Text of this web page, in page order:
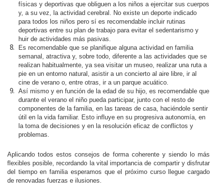
físicas y deportivas que obliguen a los niños a ejercitar sus cuerpos
y, a su vez, la actividad cerebral. No existe un deporte indicado
para todos los niños pero sí es recomendable incluir rutinas
deportivas entre su plan de trabajo para evitar el sedentarismo y
huir de actividades más pasivas.
Es recomendable que se planifique alguna actividad en familia
semanal, atractiva y, sobre todo, diferente a las actividades que se
realizan habitualmente, ya sea visitar un museo, realizar una ruta a
pie en un entorno natural, asistir a un concierto al aire libre, ir al
cine de verano o, entre otras, ir a un parque acuático.
Así mismo y en función de la edad de su hijo, es recomendable que
durante el verano el niño pueda participar, junto con el resto de
componentes de la familia, en las tareas de casa, haciéndole sentir
útil en la vida familiar. Esto influye en su progresiva autonomía, en
la toma de decisiones y en la resolución eficaz de conflictos y
problemas.
Aplicando todos estos consejos de forma coherente y siendo lo más
flexibles posible, recordando la vital importancia de compartir y disfrutar
del tiempo en familia esperamos que el próximo curso llegue cargado
de renovadas fuerzas e ilusiones.